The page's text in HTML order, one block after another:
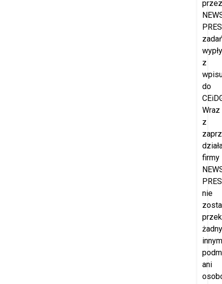
przez
z
do
Wraz
z
firmy
nie
innym
ani